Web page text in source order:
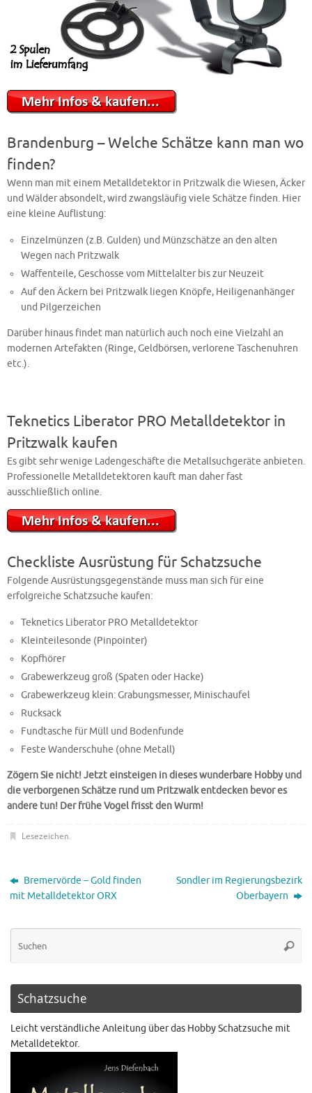
Brandenburg – Welche Schätze kann man wo
finden?
Wenn man mit einem Metalldetektor in Pritzwalk die Wiesen, Äcker
und Wälder absondelt, wird zwangsläufig viele Schätze finden. Hier
eine kleine Auflistung:
Einzelmünzen (z.B. Gulden) und Münzschätze an den alten
Wegen nach Pritzwalk
Waffenteile, Geschosse vom Mittelalter bis zur Neuzeit
Auf den Äckern bei Pritzwalk liegen Knöpfe, Heiligenanhänger
und Pilgerzeichen
Darüber hinaus findet man natürlich auch noch eine Vielzahl an
modernen Artefakten (Ringe, Geldbörsen, verlorene Taschenuhren
etc.).
Teknetics Liberator PRO Metalldetektor in
Pritzwalk kaufen
Es gibt sehr wenige Ladengeschäfte die Metallsuchgeräte anbieten.
Professionelle Metalldetektoren kauft man daher fast
ausschließlich online.
Checkliste Ausrüstung für Schatzsuche
Folgende Ausrüstungsgegenstände muss man sich für eine
erfolgreiche Schatzsuche kaufen:
Teknetics Liberator PRO Metalldetektor
Kleinteilesonde (Pinpointer)
Kopfhörer
Grabewerkzeug groß (Spaten oder Hacke)
Grabewerkzeug klein: Grabungsmesser, Minischaufel
Rucksack
Fundtasche für Müll und Bodenfunde
Feste Wanderschuhe (ohne Metall)
Zögern Sie nicht! Jetzt einsteigen in dieses wunderbare Hobby und
die verborgenen Schätze rund um Pritzwalk entdecken bevor es
andere tun! Der frühe Vogel frisst den Wurm!
Lesezeichen.
Bremervörde – Gold finden
mit Metalldetektor ORX
Sondler im Regierungsbezirk
Oberbayern
Schatzsuche
Leicht verständliche Anleitung über das Hobby Schatzsuche mit
Metalldetektor.